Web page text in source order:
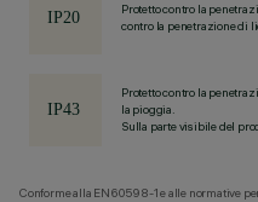
Protetto contro la
contro la penetrazione di
Protetto contro la
la pioggia.
Sulla parte visibile del
Conforme alla EN60598-1 e alle normative